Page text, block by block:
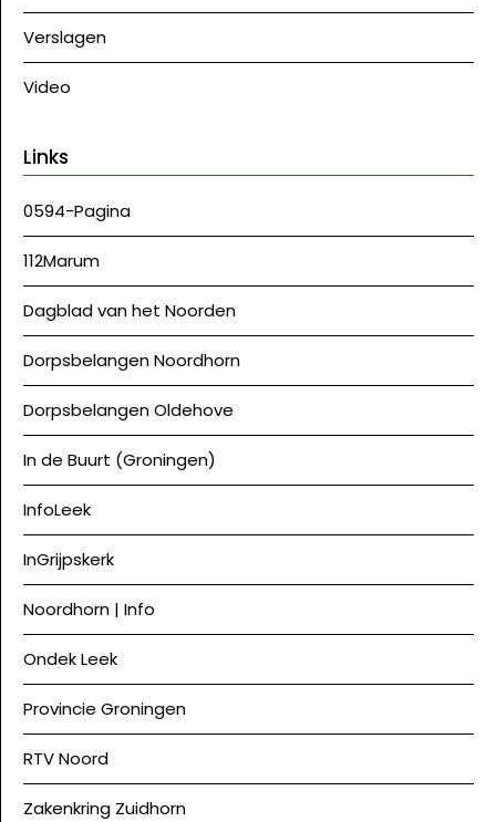
Verslagen
Video
Links
0594-Pagina
112Marum
Dagblad van het Noorden
Dorpsbelangen Noordhorn
Dorpsbelangen Oldehove
In de Buurt (Groningen)
InfoLeek
InGrijpskerk
Noordhorn | Info
Ondek Leek
Provincie Groningen
RTV Noord
Zakenkring Zuidhorn